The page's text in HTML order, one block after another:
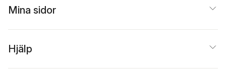
Mina sidor
Hjälp